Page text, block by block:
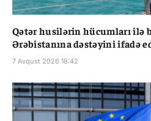
Qətər husilərin hücumları ilə
Ərəbistanına dəstəyini ifadə
7 Avqust 2026 18:42